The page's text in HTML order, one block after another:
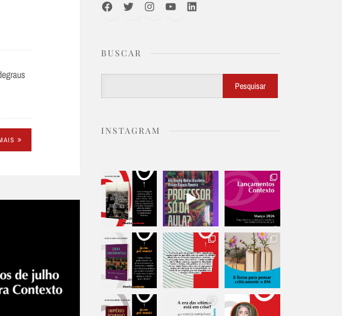
FacebookTwitterInstagramYoutubeLinkedIn
BUSCAR
Pesquisar
INSTAGRAM